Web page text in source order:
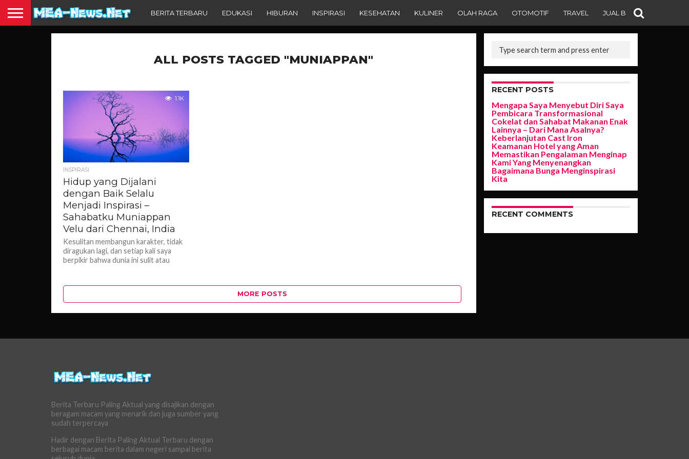
BERITA TERBARU EDUKASI HIBURAN INSPIRASI KESEHATAN KULINER OLAH RAGA OTOMOTIF TRAVEL JUAL BELI
ALL POSTS TAGGED "MUNIAPPAN"
1.1K
INSPIRASI
Hidup yang Dijalani
dengan Baik Selalu
Menjadi Inspirasi –
Sahabatku Muniappan
Velu dari Chennai, India
Kesulitan membangun karakter, tidak
diragukan lagi, dan setiap kali saya
berpikir bahwa dunia ini sulit atau
MORE POSTS
RECENT POSTS
Mengapa Saya Menyebut Diri Saya
Pembicara Transformasional
Cokelat dan Sahabat Makanan Enak
Lainnya – Dari Mana Asalnya?
Keberlanjutan Cast Iron
Keamanan Hotel yang Aman
Memastikan Pengalaman Menginap
Kami Yang Menyenangkan
Bagaimana Bunga Menginspirasi
Kita
RECENT COMMENTS
Berita Terbaru Paling Aktual yang disajikan dengan
beragam macam yang menarik dan juga sumber yang
sudah terpercaya
Hadir dengan Berita Paling Aktual Terbaru dengan
berbagai macam berita dalam negeri sampai berita